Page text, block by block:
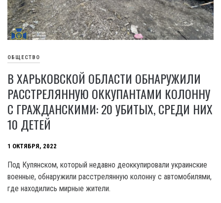
ОБЩЕСТВО
В ХАРЬКОВСКОЙ ОБЛАСТИ ОБНАРУЖИЛИ
РАССТРЕЛЯННУЮ ОККУПАНТАМИ КОЛОННУ
С ГРАЖДАНСКИМИ: 20 УБИТЫХ, СРЕДИ НИХ
10 ДЕТЕЙ
1 ОКТЯБРЯ, 2022
Под Купянском, который недавно деоккупировали украинские
военные, обнаружили расстрелянную колонну с автомобилями,
где находились мирные жители.